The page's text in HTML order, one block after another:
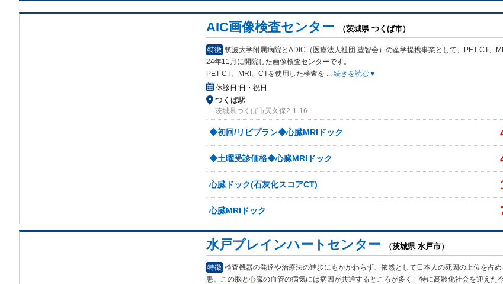
AIC画像検査センター （茨城県 つくば市）
特徴 筑波大学附属病院とADIC（医療法人社団 豊智会）の産学提携事業として、PET-CT、
24年11月に開院した画像検査センターです。
PET-CT、MRI、CTを使用した検査を ... 続きを読む▼
休診日:日・祝日
つくば駅
茨城県つくば市天久保2-1-16
◆初回/リピプラン◆心臓MRIドック
◆土曜受診価格◆心臓MRIドック
心臓ドック(石灰化スコアCT)
心臓MRIドック
水戸ブレインハートセンター （茨城県 水戸市）
特徴 検査機器の発達や治療法の進歩にもかかわらず、依然として日本人の死因の上位を占
患。 この脳と心臓の血管の病気には病因が共通するところが多く、特に高齢化社会を迎えた